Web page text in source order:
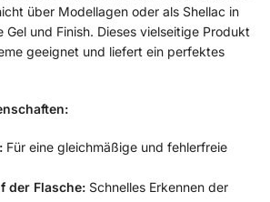
über Modellagen oder als Shellac in
Gel und Finish. Dieses vielseitige Produkt
geeignet und liefert ein perfektes
Für eine gleichmäßige und fehlerfreie
der Flasche: Schnelles Erkennen der